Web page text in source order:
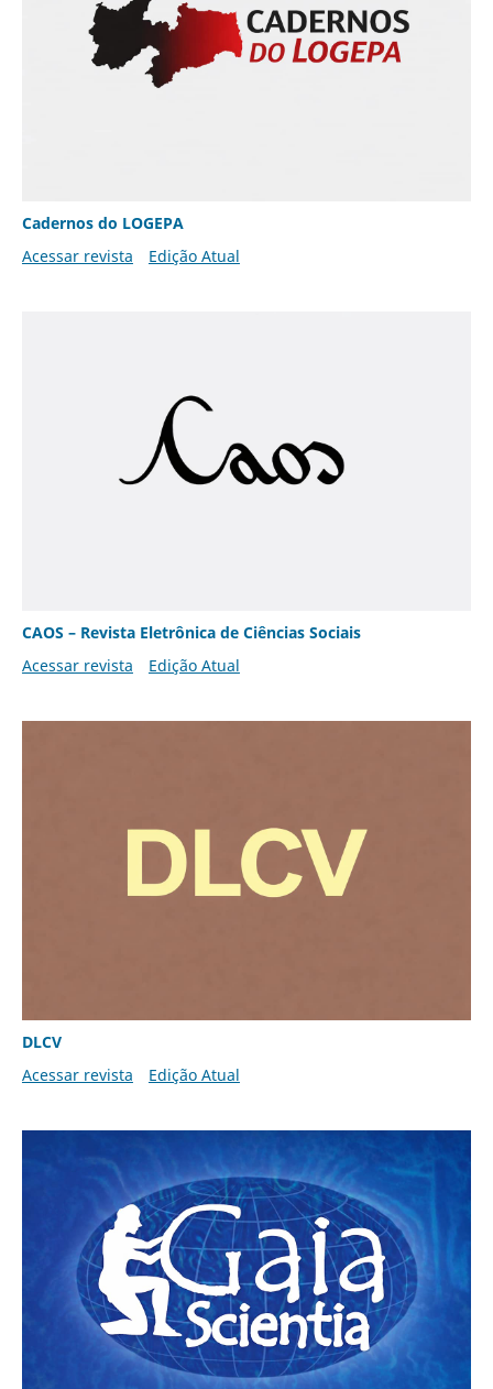
Cadernos do LOGEPA
Acessar revista
Edição Atual
CAOS – Revista Eletrônica de Ciências Sociais
Acessar revista
Edição Atual
DLCV
Acessar revista
Edição Atual